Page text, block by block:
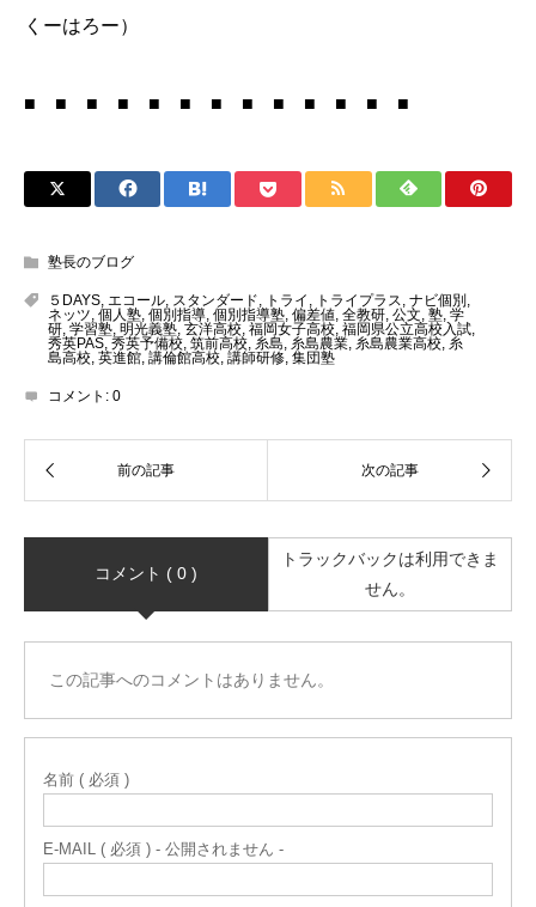
くーはろー）
■ ■ ■ ■ ■ ■ ■ ■ ■ ■ ■ ■ ■
塾長のブログ
５DAYS エコール スタンダード トライ トライプラス ナビ個別
ネッツ 個人塾 個別指導 個別指導塾 偏差値 全教研 公文 塾 学
研 学習塾 明光義塾 玄洋高校 福岡女子高校 福岡県公立高校入試
秀英PAS 秀英予備校 筑前高校 糸島 糸島農業 糸島農業高校 糸
島高校 英進館 講倫館高校 講師研修 集団塾
コメント: 0
コメント ( 0 )
トラックバックは利用できま
せん。
この記事へのコメントはありません。
名前 ( 必須 )
E-MAIL ( 必須 ) - 公開されません -